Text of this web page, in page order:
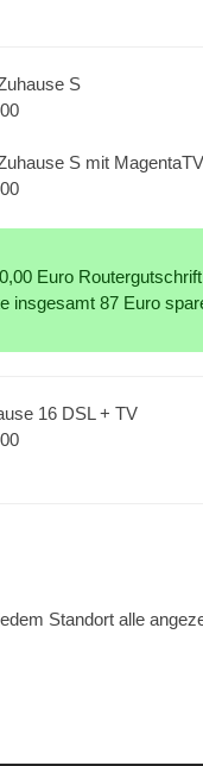
S
S mit
Euro
insgesamt 87 Euro
16 DSL + TV
Standort alle